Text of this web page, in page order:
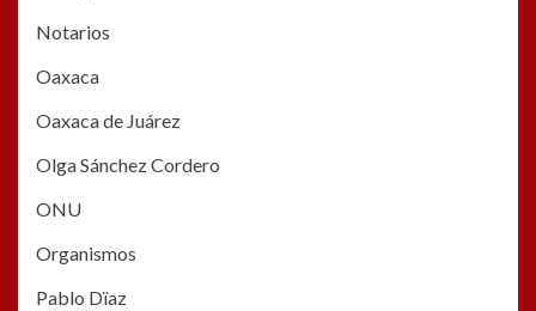
Notarios
Oaxaca
Oaxaca de Juárez
Olga Sánchez Cordero
ONU
Organismos
Pablo Dïaz